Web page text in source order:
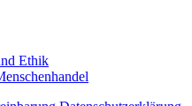
Ethik